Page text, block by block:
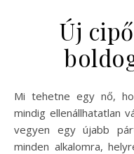
Új
Mi tehetne egy nő, hogyha imádja a szép cipőket, és
mindig ellenállhatatlan
vegyen egy újabb
minden alkalomra,